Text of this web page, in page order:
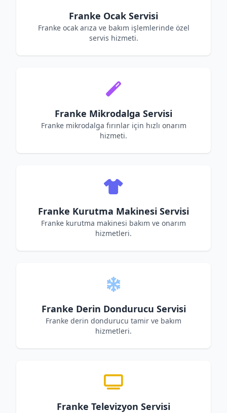
Franke Ocak Servisi
Franke ocak arıza ve bakım işlemlerinde özel
servis hizmeti.
Franke Mikrodalga Servisi
Franke mikrodalga fırınlar için hızlı onarım
hizmeti.
Franke Kurutma Makinesi Servisi
Franke kurutma makinesi bakım ve onarım
hizmetleri.
Franke Derin Dondurucu Servisi
Franke derin dondurucu tamir ve bakım
hizmetleri.
Franke Televizyon Servisi